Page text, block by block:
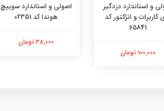
و استاندارد دزدگیر
کاربرات و انژکتور کد
65841
100,000 تومان
اصولی و استاندارد سوییچ
هوندا کد 02351
38,000 تومان